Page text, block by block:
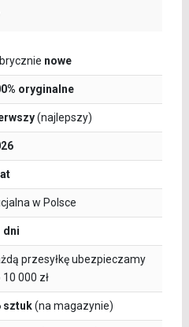
nowe
oryginalne
(najlepszy)
w Polsce
dni
przesyłkę ubezpieczamy
10 000 zł
sztuk(na magazynie)